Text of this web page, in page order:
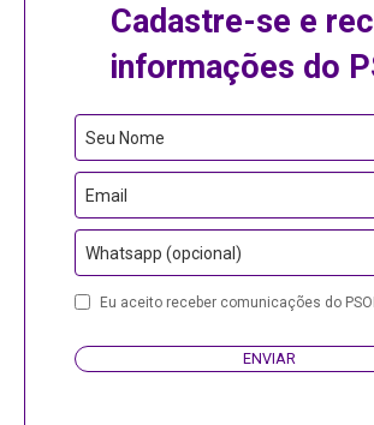
Cadastre-se e
informações do
Seu Nome
Email
Whatsapp (opcional)
Eu aceito receber comunicações do PSOL.
ENVIAR